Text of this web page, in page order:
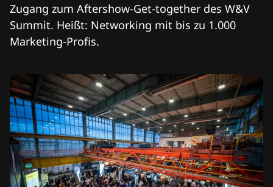
Zugang zum Aftershow-Get-together des W&V
Summit. Heißt: Networking mit bis zu 1.000
Marketing-Profis.